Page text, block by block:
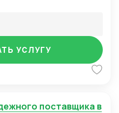
оказывать услугу как
в городах Китая.
УСЛУГУ